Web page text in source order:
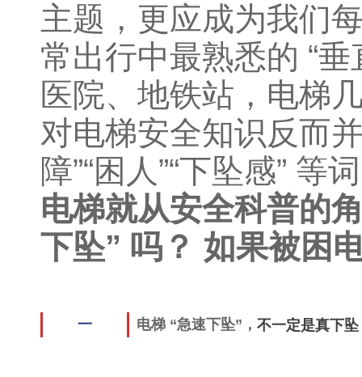
主题，更应成为我们
常出行中最熟悉的 “
医院、地铁站，电梯
对电梯安全知识反而
障”“困人”“下坠感”
电梯就从安全科普的
下坠” 吗？ 如果被困
一 电梯 “急速下坠”， 不一定是真下坠